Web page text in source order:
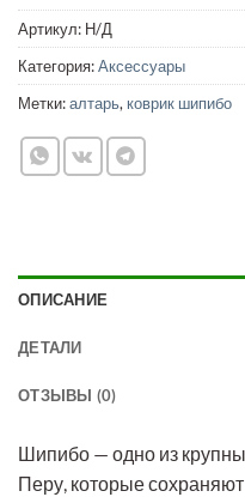
Артикул: Н/Д
Категория:Аксессуары
Метки:алтарь, коврик шипибо
ОПИСАНИЕ
ДЕТАЛИ
ОТЗЫВЫ (0)
Шипибо — одно из
Перу, которые